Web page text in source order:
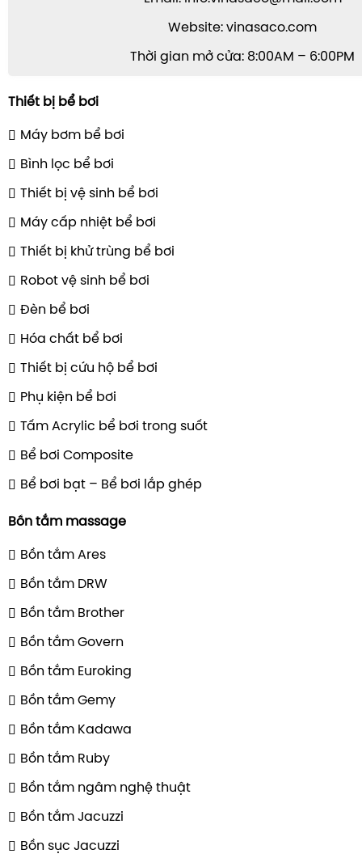
Website: vinasaco.com
Thời gian mở cửa: 8:00AM – 6:00PM
Thiết bị bể bơi
Máy bơm bể bơi
Bình lọc bể bơi
Thiết bị vệ sinh bể bơi
Máy cấp nhiệt bể bơi
Thiết bị khử trùng bể bơi
Robot vệ sinh bể bơi
Đèn bể bơi
Hóa chất bể bơi
Thiết bị cứu hộ bể bơi
Phụ kiện bể bơi
Tấm Acrylic bể bơi trong suốt
Bể bơi Composite
Bể bơi bạt – Bể bơi lắp ghép
Bồn tắm massage
Bồn tắm Ares
Bồn tắm DRW
Bồn tắm Brother
Bồn tắm Govern
Bồn tắm Euroking
Bồn tắm Gemy
Bồn tắm Kadawa
Bồn tắm Ruby
Bồn tắm ngâm nghệ thuật
Bồn tắm Jacuzzi
Bồn sục Jacuzzi